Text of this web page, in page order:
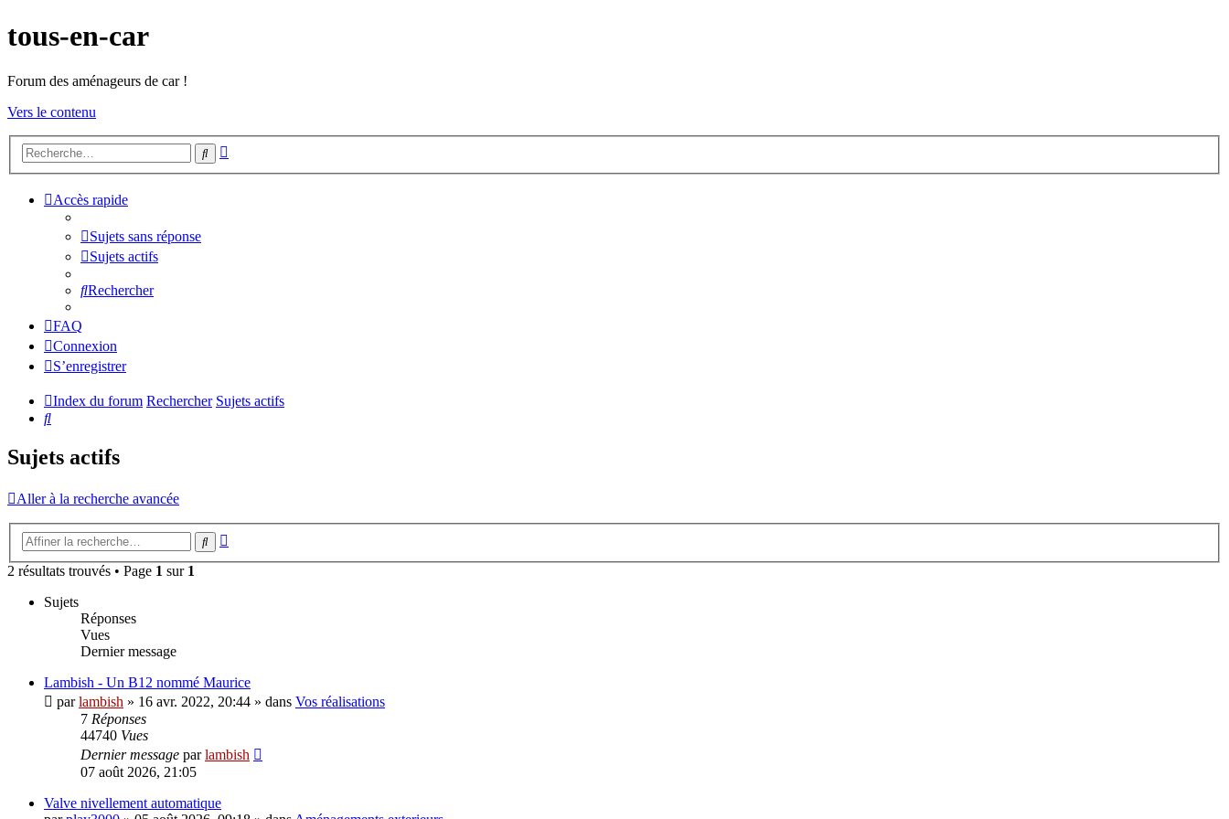
tous-en-car
Forum des aménageurs de car !
Vers le contenu
Rechercher
Accès rapide
Sujets sans réponse
Sujets actifs
Rechercher
FAQ
Connexion
S’enregistrer
Index du forum Rechercher Sujets actifs
Rechercher
Sujets actifs
Aller à la recherche avancée
Rechercher
2 résultats trouvés • Page 1 sur 1
Sujets
Réponses
Vues
Dernier message
Lambish - Un B12 nommé Maurice
parlambish » 16 avr. 2022, 20:44 » dans Vos réalisations
7 Réponses
44740 Vues
Dernier message parlambish
07 août 2026, 21:05
Valve nivellement automatique